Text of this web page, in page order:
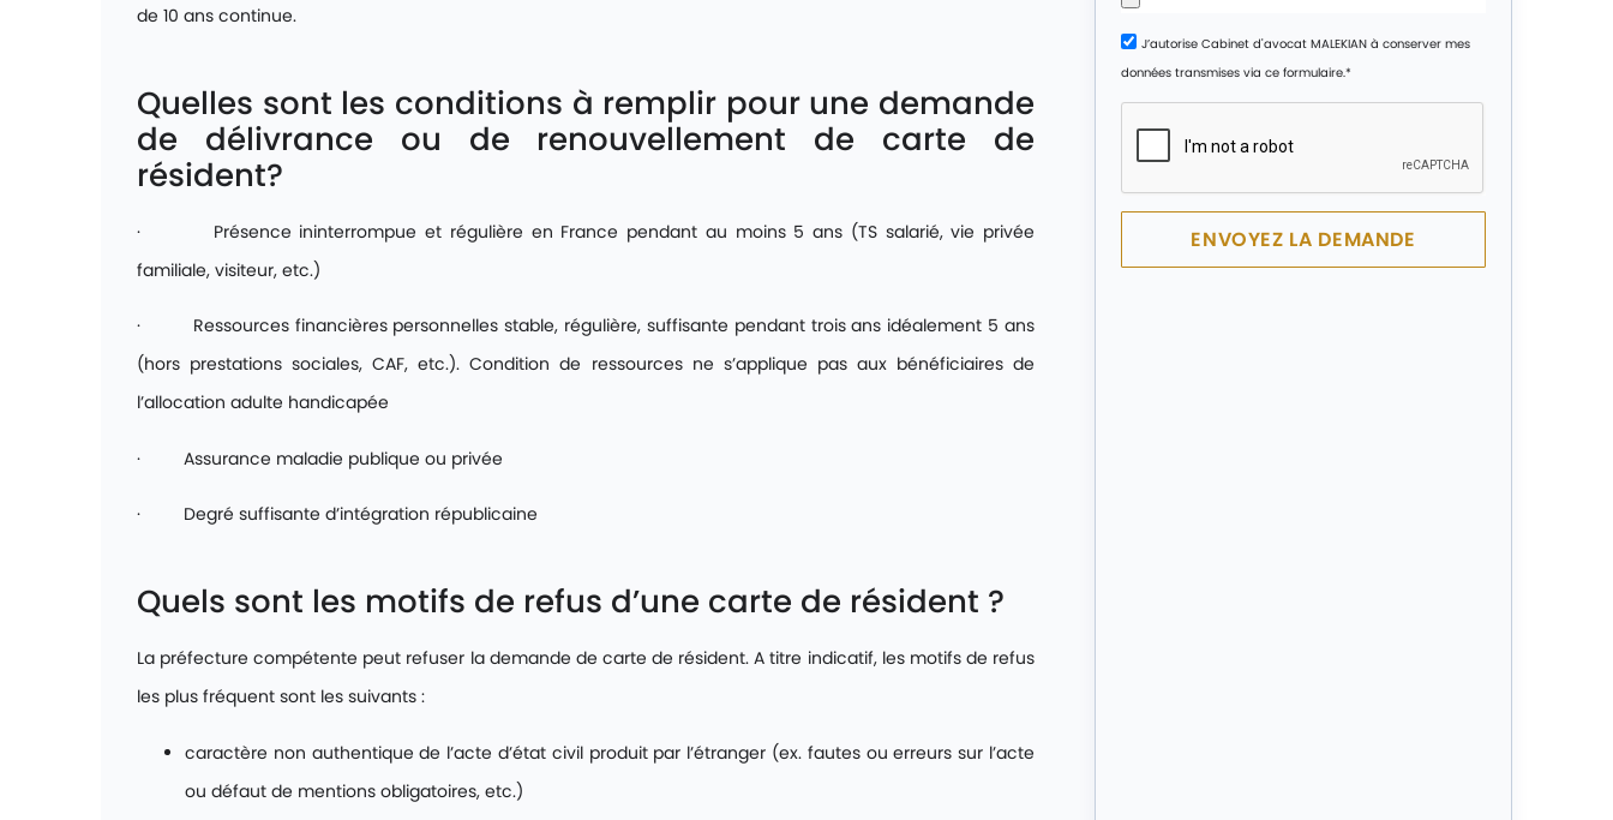
de 10 ans continue.
Quelles sont les conditions à remplir pour une demande
de délivrance ou de renouvellement de carte de
résident?
· Présence ininterrompue et régulière en France pendant au moins 5 ans (TS salarié, vie privée
familiale, visiteur, etc.)
· Ressources financières personnelles stable, régulière, suffisante pendant trois ans idéalement 5 ans
(hors prestations sociales, CAF, etc.). Condition de ressources ne s’applique pas aux bénéficiaires de
l’allocation adulte handicapée
· Assurance maladie publique ou privée
· Degré suffisante d’intégration républicaine
Quels sont les motifs de refus d’une carte de résident ?
La préfecture compétente peut refuser la demande de carte de résident. A titre indicatif, les motifs de refus
les plus fréquent sont les suivants :
caractère non authentique de l’acte d’état civil produit par l’étranger (ex. fautes ou erreurs sur l’acte
ou défaut de mentions obligatoires, etc.)
J’autorise Cabinet d'avocat MALEKIAN à conserver mes
données transmises via ce formulaire.*
ENVOYEZ LA DEMANDE